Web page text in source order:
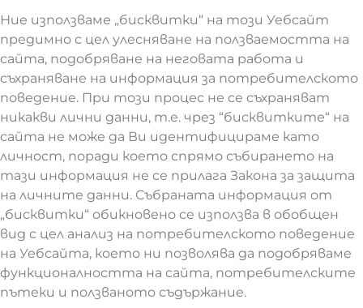
Ние използваме „бисквитки“ на този Уебсайт
предимно с цел улесняване на ползваемостта на
сайта, подобряване на неговата работа и
съхраняване на информация за потребителското
поведение. При този процес не се съхраняват
никакви лични данни, т.е. чрез “бисквитките“ на
сайта не може да Ви идентифицираме като
личност, поради което спрямо събирането на
тази информация не се прилага Закона за защита
на личните данни. Събраната информация от
„бисквитки“ обикновено се използва в обобщен
вид с цел анализ на потребителското поведение
на Уебсайта, което ни позволява да подобряваме
функционалността на сайта, потребителските
пътеки и ползваното съдържание.